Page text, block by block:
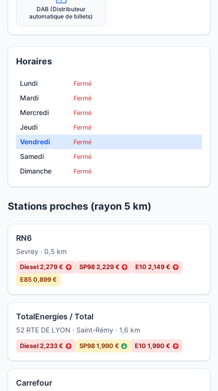
DAB (Distributeur
automatique de billets)
Horaires
Lundi Fermé
Mardi Fermé
Mercredi Fermé
Jeudi Fermé
Vendredi Fermé
Samedi Fermé
Dimanche Fermé
Stations proches (rayon 5 km)
RN6
Sevrey · 0,5 km
Diesel 2,279 € ↑ SP98 2,229 € ↑ E10 2,149 € ↑
E85 0,899 €
TotalEnergies / Total
52 RTE DE LYON · Saint-Rémy · 1,6 km
Diesel 2,233 € ↑ SP98 1,990 € ↓ E10 1,990 € ↑
Carrefour